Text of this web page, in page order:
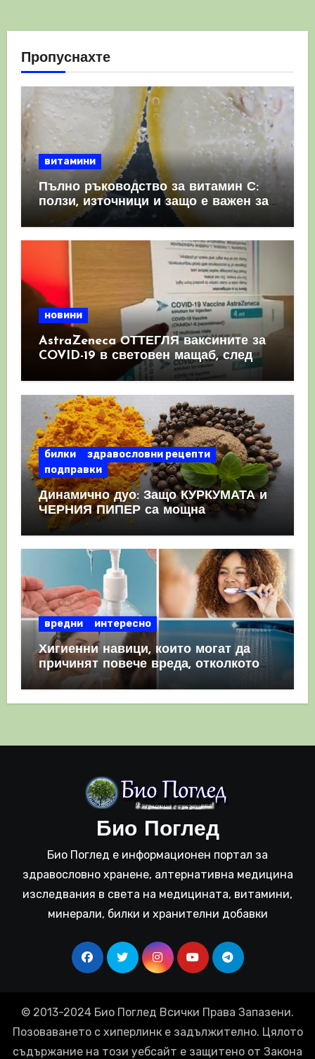
Пропуснахте
витамини
Пълно ръководство за витамин С:
ползи, източници и защо е важен за
имунната система
новини
AstraZeneca ОТТЕГЛЯ ваксините за
COVID-19 в световен мащаб, след
като призна, че те причиняват
билки
здравословни рецепти
подправки
Динамично дуо: Защо КУРКУМАТА и
ЧЕРНИЯ ПИПЕР са мощна
комбинация
вредни интересно
Хигиенни навици, които могат да
причинят повече вреда, отколкото
полза
Био Поглед
Био Поглед е информационен портал за
здравословно хранене, алтернативна медицина
изследвания в света на медицината, витамини,
минерали, билки и хранителни добавки
© 2013-2024 Био Поглед Всички Права Запазени.
Позоваването с хиперлинк е задължително. Цялото
съдържание на този уебсайт е защитено от Закона